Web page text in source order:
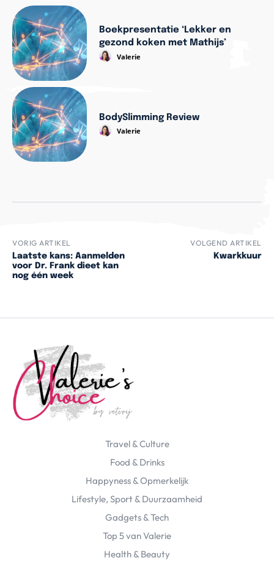
Boekpresentatie ‘Lekker en
gezond koken met Mathijs’
Valerie
BodySlimming Review
Valerie
VORIG ARTIKEL
Laatste kans: Aanmelden
voor Dr. Frank dieet kan
nog één week
VOLGEND ARTIKEL
Kwarkkuur
Travel & Culture
Food & Drinks
Happyness & Opmerkelijk
Lifestyle, Sport & Duurzaamheid
Gadgets & Tech
Top 5 van Valerie
Health & Beauty